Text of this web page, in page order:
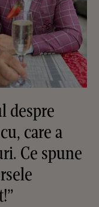
despre
care a
Ce spune